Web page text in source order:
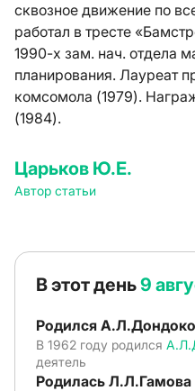
сквозное движение по
работал в тресте
1990-х зам. нач. отдела
планирования. Лауреат
комсомола (1979).
(1984).
Царьков Ю.Е.
Автор статьи
В этот день9
Родился
В 1962 году родился
деятель
Родилась Л.Л.Гамова